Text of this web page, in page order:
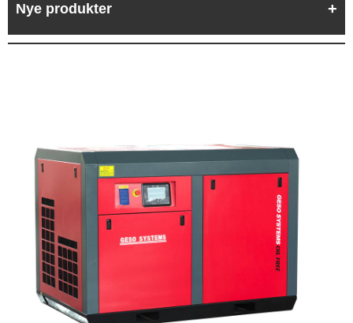
Nye produkter